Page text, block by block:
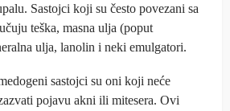
Sastojci koji su često povezani sa
teška, masna ulja (poput
ulja, lanolin i neki emulgatori.
sastojci su oni koji neće
pojavu akni ili mitesera. Ovi